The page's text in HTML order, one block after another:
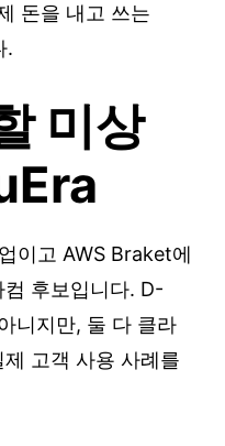
돈을 내고 쓰는
.
미상
이고 AWS Braket에
후보입니다. D-
니지만, 둘 다 클라
고객 사용 사례를